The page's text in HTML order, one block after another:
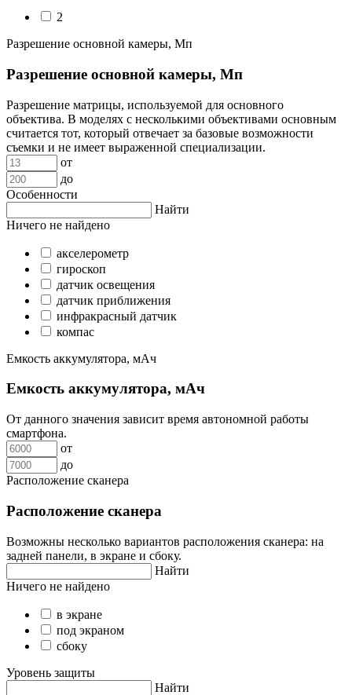
2
Разрешение основной камеры, Мп
Разрешение основной камеры, Мп
Разрешение матрицы, используемой для основного
объектива. В моделях с несколькими объективами основным
считается тот, который отвечает за базовые возможности
съемки и не имеет выраженной специализации.
от
до
Особенности
Найти
Ничего не найдено
акселерометр
гироскоп
датчик освещения
датчик приближения
инфракрасный датчик
компас
Емкость аккумулятора, мАч
Емкость аккумулятора, мАч
От данного значения зависит время автономной работы
смартфона.
от
до
Расположение сканера
Расположение сканера
Возможны несколько вариантов расположения сканера: на
задней панели, в экране и сбоку.
Найти
Ничего не найдено
в экране
под экраном
сбоку
Уровень защиты
Найти